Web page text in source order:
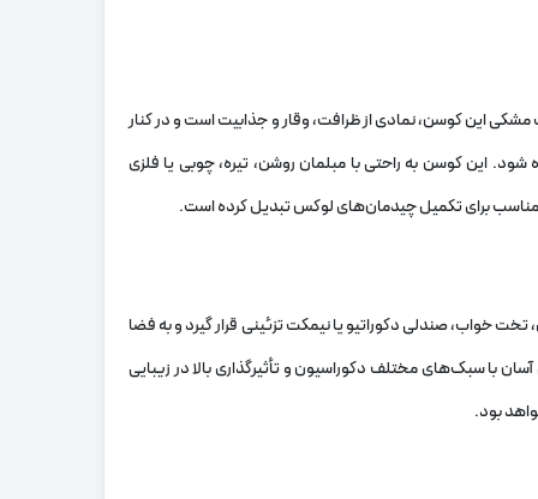
این کوسن، نمادی از ظرافت، وقار و جذابیت است و در کنار
این کوسن به راحتی با مبلمان روشن، تیره، چوبی یا فلزی
برای تکمیل چیدمان‌های لوکس تبدیل کرده است.
صندلی دکوراتیو یا نیمکت تزئینی قرار گیرد و به فضا
با سبک‌های مختلف دکوراسیون و تأثیرگذاری بالا در زیبایی
بود.